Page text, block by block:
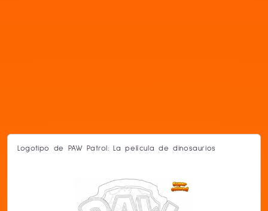
Logotipo de PAW Patrol: La película de dinosaurios